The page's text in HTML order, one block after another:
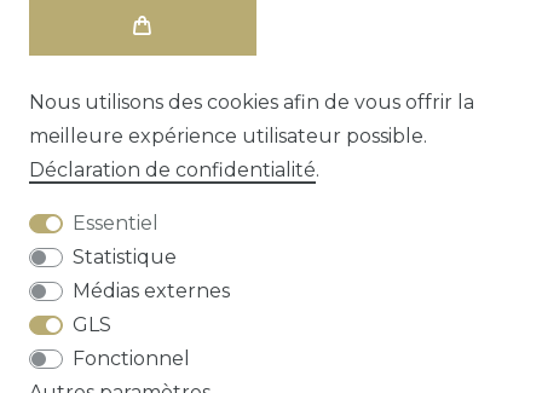
Droit de rétractation
confidentialité
Nous utilisons des cookies afin de vous offrir la
meilleure expérience utilisateur possible.
Déclaration de confidentialité.
Essentiel
Statistique
Médias externes
GLS
Fonctionnel